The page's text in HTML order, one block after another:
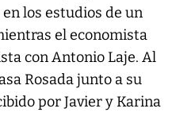
los estudios de un
el economista
con Antonio Laje. Al
Rosada junto a su
por Javier y Karina